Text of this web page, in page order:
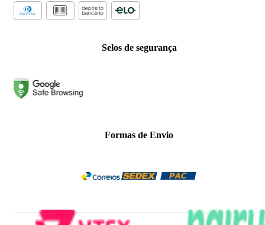
Selos de segurança
Formas de Envio